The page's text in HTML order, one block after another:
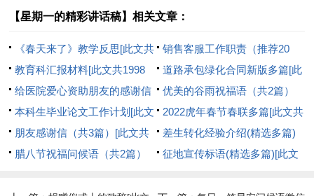
【星期一的精彩讲话稿】相关文章：
《春天来了》教学反思[此文共
1847字]
销售客服工作职责（推荐20
篇）[此文共6490字]
教育科汇报材料[此文共1998
字]
道路承包绿化合同新版多篇[此
文共5212字]
给医院爱心资助朋友的感谢信
[此文共1981字]
优美的谷雨祝福语（共2篇）
[此文共4292字]
本科生毕业论文工作计划[此文
共2672字]
2022虎年春节春联多篇[此文共
1781字]
朋友感谢信（共3篇）[此文共
1737字]
差生转化经验介绍(精选多篇)
[此文共7960字]
腊八节祝福问候语（共2篇）
征地宣传标语(精选多篇)[此文